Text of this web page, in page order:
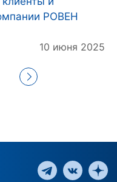
РОВЕН
10 июня 2025